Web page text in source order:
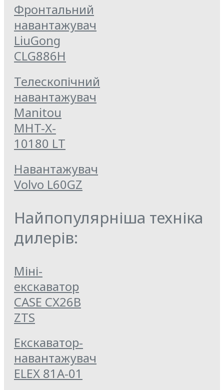
Фронтальний
навантажувач
LiuGong
CLG886H
Телескопічний
навантажувач
Manitou
MHT-X-
10180 LT
Навантажувач
Volvo L60GZ
Найпопулярніша техніка
дилерів:
Міні-
екскаватор
CASE CX26B
ZTS
Екскаватор-
навантажувач
ELEX 81А-01